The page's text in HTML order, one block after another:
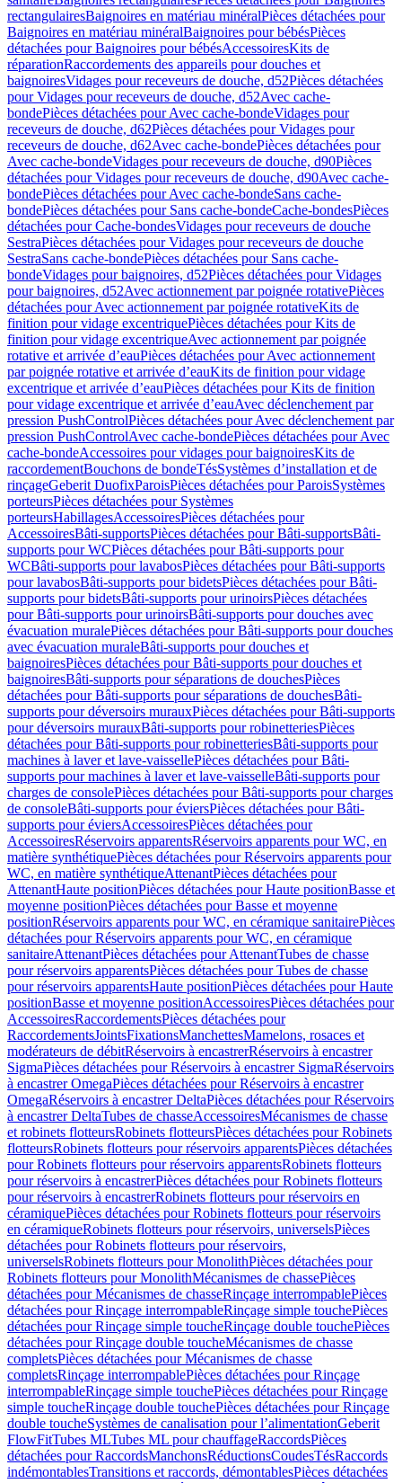
rectangulairesBaignoires en matériau minéralPièces détachées pour
Baignoires en matériau minéralBaignoires pour bébésPièces
détachées pour Baignoires pour bébésAccessoiresKits de
réparationRaccordements des appareils pour douches et
baignoiresVidages pour receveurs de douche, d52Pièces détachées
pour Vidages pour receveurs de douche, d52Avec cache-
bondePièces détachées pour Avec cache-bondeVidages pour
receveurs de douche, d62Pièces détachées pour Vidages pour
receveurs de douche, d62Avec cache-bondePièces détachées pour
Avec cache-bondeVidages pour receveurs de douche, d90Pièces
détachées pour Vidages pour receveurs de douche, d90Avec cache-
bondePièces détachées pour Avec cache-bondeSans cache-
bondePièces détachées pour Sans cache-bondeCache-bondesPièces
détachées pour Cache-bondesVidages pour receveurs de douche
SestraPièces détachées pour Vidages pour receveurs de douche
SestraSans cache-bondePièces détachées pour Sans cache-
bondeVidages pour baignoires, d52Pièces détachées pour Vidages
pour baignoires, d52Avec actionnement par poignée rotativePièces
détachées pour Avec actionnement par poignée rotativeKits de
finition pour vidage excentriquePièces détachées pour Kits de
finition pour vidage excentriqueAvec actionnement par poignée
rotative et arrivée d’eauPièces détachées pour Avec actionnement
par poignée rotative et arrivée d’eauKits de finition pour vidage
excentrique et arrivée d’eauPièces détachées pour Kits de finition
pour vidage excentrique et arrivée d’eauAvec déclenchement par
pression PushControlPièces détachées pour Avec déclenchement par
pression PushControlAvec cache-bondePièces détachées pour Avec
cache-bondeAccessoires pour vidages pour baignoiresKits de
raccordementBouchons de bondeTésSystèmes d’installation et de
rinçageGeberit DuofixParoisPièces détachées pour ParoisSystèmes
porteursPièces détachées pour Systèmes
porteursHabillagesAccessoiresPièces détachées pour
AccessoiresBâti-supportsPièces détachées pour Bâti-supportsBâti-
supports pour WCPièces détachées pour Bâti-supports pour
WCBâti-supports pour lavabosPièces détachées pour Bâti-supports
pour lavabosBâti-supports pour bidetsPièces détachées pour Bâti-
supports pour bidetsBâti-supports pour urinoirsPièces détachées
pour Bâti-supports pour urinoirsBâti-supports pour douches avec
évacuation muralePièces détachées pour Bâti-supports pour douches
avec évacuation muraleBâti-supports pour douches et
baignoiresPièces détachées pour Bâti-supports pour douches et
baignoiresBâti-supports pour séparations de douchesPièces
détachées pour Bâti-supports pour séparations de douchesBâti-
supports pour déversoirs murauxPièces détachées pour Bâti-supports
pour déversoirs murauxBâti-supports pour robinetteriesPièces
détachées pour Bâti-supports pour robinetteriesBâti-supports pour
machines à laver et lave-vaissellePièces détachées pour Bâti-
supports pour machines à laver et lave-vaisselleBâti-supports pour
charges de consolePièces détachées pour Bâti-supports pour charges
de consoleBâti-supports pour éviersPièces détachées pour Bâti-
supports pour éviersAccessoiresPièces détachées pour
AccessoiresRéservoirs apparentsRéservoirs apparents pour WC, en
matière synthétiquePièces détachées pour Réservoirs apparents pour
WC, en matière synthétiqueAttenantPièces détachées pour
AttenantHaute positionPièces détachées pour Haute positionBasse et
moyenne positionPièces détachées pour Basse et moyenne
positionRéservoirs apparents pour WC, en céramique sanitairePièces
détachées pour Réservoirs apparents pour WC, en céramique
sanitaireAttenantPièces détachées pour AttenantTubes de chasse
pour réservoirs apparentsPièces détachées pour Tubes de chasse
pour réservoirs apparentsHaute positionPièces détachées pour Haute
positionBasse et moyenne positionAccessoiresPièces détachées pour
AccessoiresRaccordementsPièces détachées pour
RaccordementsJointsFixationsManchettesMamelons, rosaces et
modérateurs de débitRéservoirs à encastrerRéservoirs à encastrer
SigmaPièces détachées pour Réservoirs à encastrer SigmaRéservoirs
à encastrer OmegaPièces détachées pour Réservoirs à encastrer
OmegaRéservoirs à encastrer DeltaPièces détachées pour Réservoirs
à encastrer DeltaTubes de chasseAccessoiresMécanismes de chasse
et robinets flotteursRobinets flotteursPièces détachées pour Robinets
flotteursRobinets flotteurs pour réservoirs apparentsPièces détachées
pour Robinets flotteurs pour réservoirs apparentsRobinets flotteurs
pour réservoirs à encastrerPièces détachées pour Robinets flotteurs
pour réservoirs à encastrerRobinets flotteurs pour réservoirs en
céramiquePièces détachées pour Robinets flotteurs pour réservoirs
en céramiqueRobinets flotteurs pour réservoirs, universelsPièces
détachées pour Robinets flotteurs pour réservoirs,
universelsRobinets flotteurs pour MonolithPièces détachées pour
Robinets flotteurs pour MonolithMécanismes de chassePièces
détachées pour Mécanismes de chasseRinçage interrompablePièces
détachées pour Rinçage interrompableRinçage simple touchePièces
détachées pour Rinçage simple toucheRinçage double touchePièces
détachées pour Rinçage double toucheMécanismes de chasse
completsPièces détachées pour Mécanismes de chasse
completsRinçage interrompablePièces détachées pour Rinçage
interrompableRinçage simple touchePièces détachées pour Rinçage
simple toucheRinçage double touchePièces détachées pour Rinçage
double toucheSystèmes de canalisation pour l’alimentationGeberit
FlowFitTubes MLTubes ML pour chauffageRaccordsPièces
détachées pour RaccordsManchonsRéductionsCoudesTésRaccords
indémontablesTransitions et raccords, démontablesPièces détachées